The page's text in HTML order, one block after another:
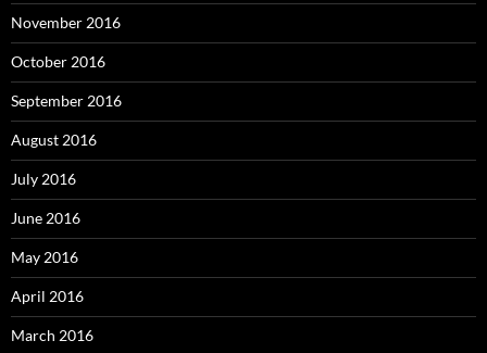
November 2016
October 2016
September 2016
August 2016
July 2016
June 2016
May 2016
April 2016
March 2016